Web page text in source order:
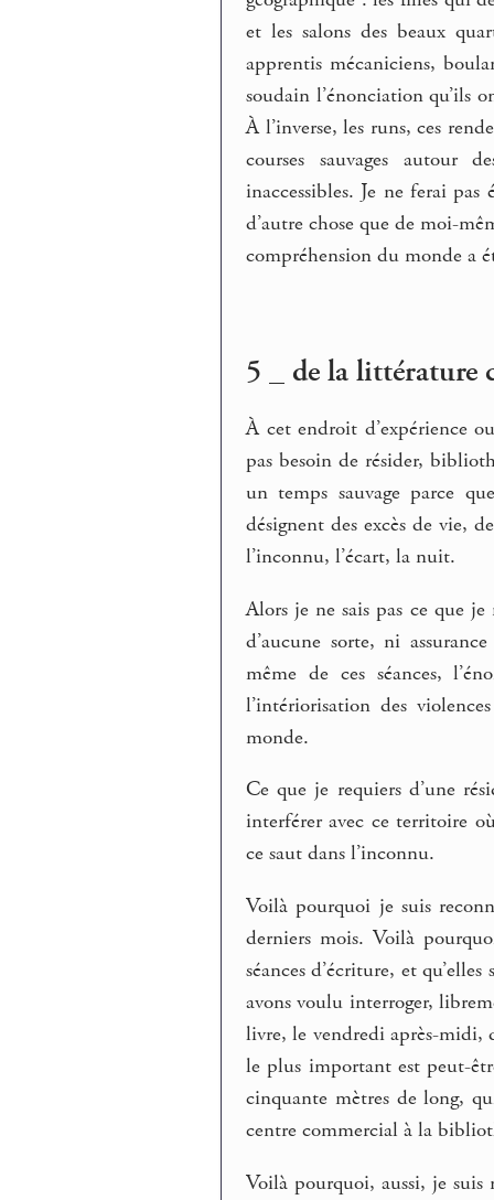
et les salons des beaux
apprentis mécaniciens,
soudain l’énonciation qu’ils
À l’inverse, les runs, ces
courses sauvages autour
inaccessibles. Je ne ferai
d’autre chose que de moi-
compréhension du monde a
5 _ de la littérature
À cet endroit d’expérience
pas besoin de résider,
un temps sauvage parce
désignent des excès de vie,
l’inconnu, l’écart, la nuit.
Alors je ne sais pas ce que je
d’aucune sorte, ni
même de ces séances,
l’intériorisation des
monde.
Ce que je requiers d’une
interférer avec ce territoire
ce saut dans l’inconnu.
Voilà pourquoi je suis
derniers mois. Voilà
séances d’écriture, et
avons voulu interroger,
livre, le vendredi après-midi,
le plus important est peut-
cinquante mètres de long,
centre commercial à la
Voilà pourquoi, aussi, je suis